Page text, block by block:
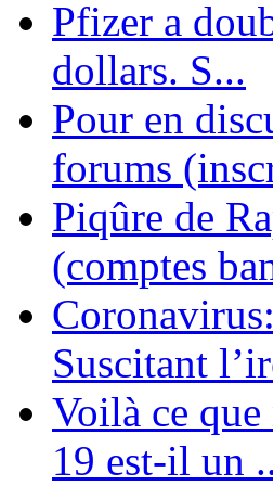
Pfizer a
dollars. S...
Pour en
forums
Piqûre de
(comptes
Suscitant
Voilà ce
19 est-il un